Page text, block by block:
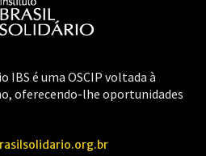
é uma OSCIP voltada à
oferecendo-lhe oportunidades